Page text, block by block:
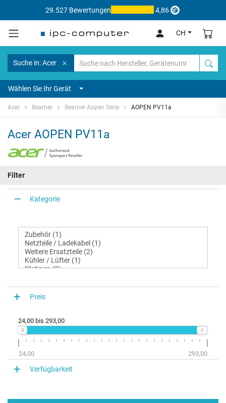
29.527 Bewertungen 4,86
CH
Suche in: Acer
Wählen Sie Ihr Gerät
Acer Beamer Beamer Aopen Serie AOPEN PV11a
Acer AOPEN PV11a
Filter
Kategorie
Preis
24,00 bis 293,00
24,00 293,00
Verfügbarkeit